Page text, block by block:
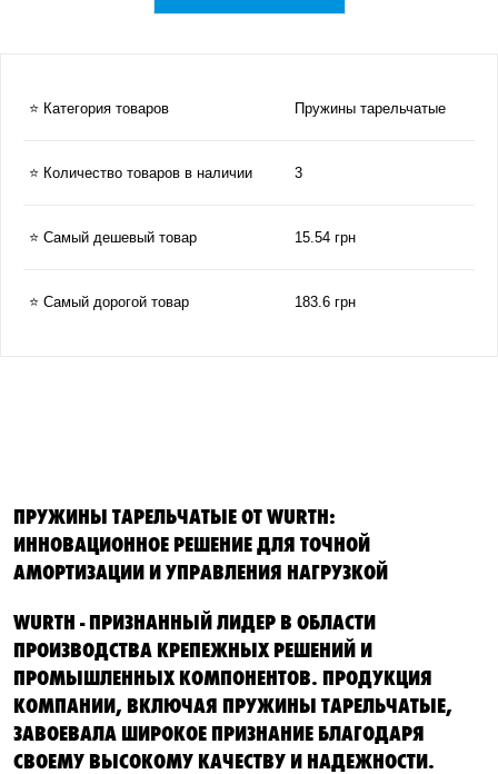
⭐ Категория товаров Пружины тарельчатые
⭐ Количество товаров в наличии 3
⭐ Самый дешевый товар 15.54 грн
⭐ Самый дорогой товар 183.6 грн
ПРУЖИНЫ ТАРЕЛЬЧАТЫЕ ОТ WURTH:
ИННОВАЦИОННОЕ РЕШЕНИЕ ДЛЯ ТОЧНОЙ
АМОРТИЗАЦИИ И УПРАВЛЕНИЯ НАГРУЗКОЙ
WURTH - ПРИЗНАННЫЙ ЛИДЕР В ОБЛАСТИ
ПРОИЗВОДСТВА КРЕПЕЖНЫХ РЕШЕНИЙ И
ПРОМЫШЛЕННЫХ КОМПОНЕНТОВ. ПРОДУКЦИЯ
КОМПАНИИ, ВКЛЮЧАЯ ПРУЖИНЫ ТАРЕЛЬЧАТЫЕ,
ЗАВОЕВАЛА ШИРОКОЕ ПРИЗНАНИЕ БЛАГОДАРЯ
СВОЕМУ ВЫСОКОМУ КАЧЕСТВУ И НАДЕЖНОСТИ.